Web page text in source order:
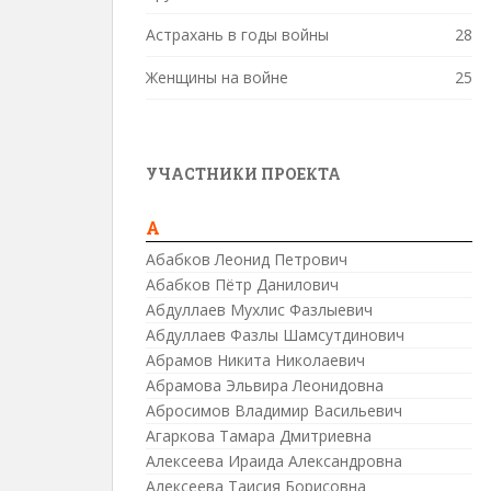
Астрахань в годы войны 28
Женщины на войне 25
УЧАСТНИКИ ПРОЕКТА
А
Абабков Леонид Петрович
Абабков Пётр Данилович
Абдуллаев Мухлис Фазлыевич
Абдуллаев Фазлы Шамсутдинович
Абрамов Никита Николаевич
Абрамова Эльвира Леонидовна
Абросимов Владимир Васильевич
Агаркова Тамара Дмитриевна
Алексеева Ираида Александровна
Алексеева Таисия Борисовна